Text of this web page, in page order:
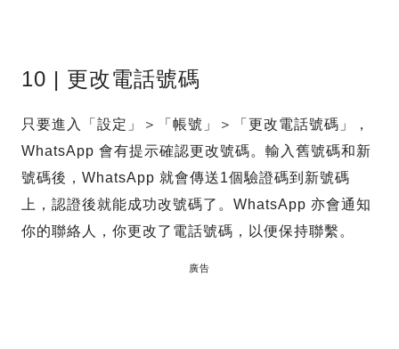
10 | 更改電話號碼
只要進入「設定」＞「帳號」＞「更改電話號碼」，
WhatsApp 會有提示確認更改號碼。輸入舊號碼和新
號碼後，WhatsApp 就會傳送1個驗證碼到新號碼
上，認證後就能成功改號碼了。WhatsApp 亦會通知
你的聯絡人，你更改了電話號碼，以便保持聯繫。
廣告